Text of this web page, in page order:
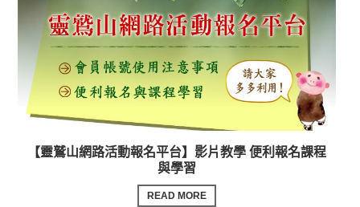
【靈鷲山網路活動報名平台】影片教學 便利報名課程
與學習
READ MORE